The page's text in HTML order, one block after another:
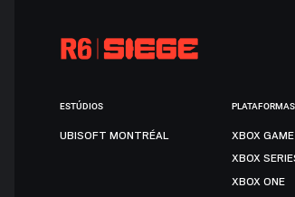
ESTÚDIOS
UBISOFT MONTRÉAL
PLATAFORMAS
XBOX
XBOX
XBOX ONE